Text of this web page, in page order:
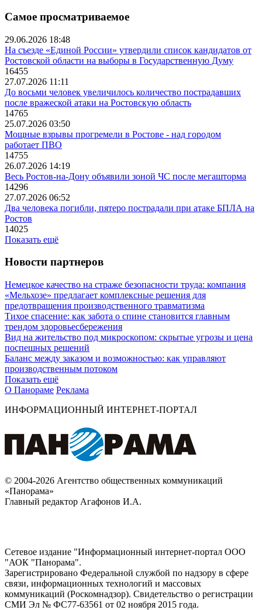
Самое просматриваемое
29.06.2026 18:48
На съезде «Единой России» утвердили список кандидатов от
Ростовской области на выборы в Государственную Думу
16455
27.07.2026 11:11
До восьми человек увеличилось количество пострадавших
после вражеской атаки на Ростовскую область
14765
25.07.2026 03:50
Мощные взрывы прогремели в Ростове - над городом
работает ПВО
14755
26.07.2026 14:19
Весь Ростов-на-Дону объявили зоной ЧС после мегашторма
14296
27.07.2026 06:52
Два человека погибли, пятеро пострадали при атаке БПЛА на
Ростов
14025
Показать ещё
Новости партнеров
Немецкое качество на страже безопасности труда: компания
«Мельхозе» предлагает комплексные решения для
предотвращения производственного травматизма
Тихое спасение: как забота о спине становится главным
трендом здоровьесбережения
Вид на жительство под микроскопом: скрытые угрозы и цена
поспешных решений
Баланс между заказом и возможностью: как управляют
производственным потоком
Показать ещё
О Панораме Реклама
ИНФОРМАЦИОННЫЙ ИНТЕРНЕТ-ПОРТАЛ
© 2004-2026 Агентство общественных коммуникаций
«Панорама»
Главный редактор Агафонов И.А.
Сетевое издание "Информационный интернет-портал ООО
"АОК "Панорама".
Зарегистрировано Федеральной службой по надзору в сфере
связи, информационных технологий и массовых
коммуникаций (Роскомнадзор). Cвидетельство о регистрации
СМИ Эл № ФС77-63561 от 02 ноября 2015 года.